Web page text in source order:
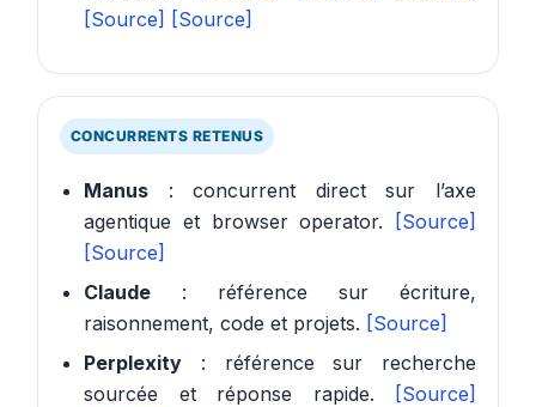
[Source] [Source]
CONCURRENTS RETENUS
Manus : concurrent direct sur l’axe
agentique et browser operator.
[Source]
[Source]
Claude : référence sur écriture,
raisonnement, code et projets. [Source]
Perplexity : référence sur recherche
sourcée et réponse rapide.
[Source]